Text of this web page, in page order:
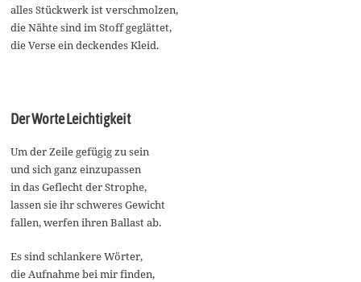
alles Stückwerk ist verschmolzen,
die Nähte sind im Stoff geglättet,
die Verse ein deckendes Kleid.
Der Worte Leichtigkeit
Um der Zeile gefügig zu sein
und sich ganz einzupassen
in das Geflecht der Strophe,
lassen sie ihr schweres Gewicht
fallen, werfen ihren Ballast ab.
Es sind schlankere Wörter,
die Aufnahme bei mir finden,